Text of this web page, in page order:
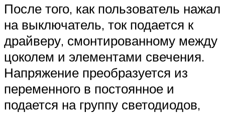
После того, как пользователь нажал
на выключатель, ток подается к
драйверу, смонтированному между
цоколем и элементами свечения.
Напряжение преобразуется из
переменного в постоянное и
подается на группу светодиодов,